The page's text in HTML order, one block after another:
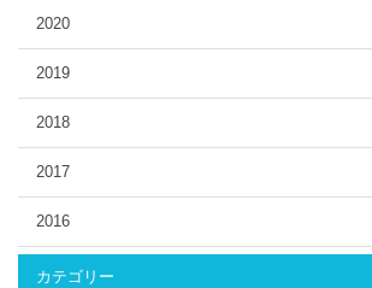
2020
2019
2018
2017
2016
カテゴリー